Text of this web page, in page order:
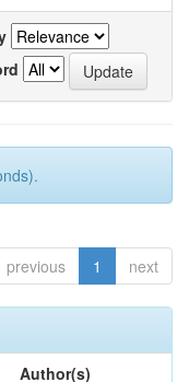
previous 1 next
Author(s)